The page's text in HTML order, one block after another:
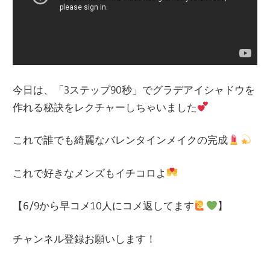
今日は、「3ステップ90秒」でグラデアイシャドウを
作れる秘訣をレクチャーしちゃいました
これで誰でも綺麗なバレンタインメイクの完成
これで好きなメンズもイチコロよ
【6/9から早コメ10人にコメ返してます 】
チャンネル登録お願いします！